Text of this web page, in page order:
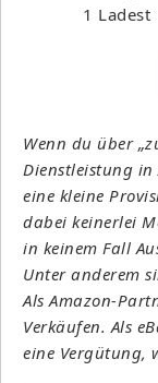
1 Ladest
Wenn du über
Dienstleistung
eine kleine
dabei keinerlei
in keinem Fall
Unter anderem
Als Amazon-
Verkäufen. Als
eine Vergütung,